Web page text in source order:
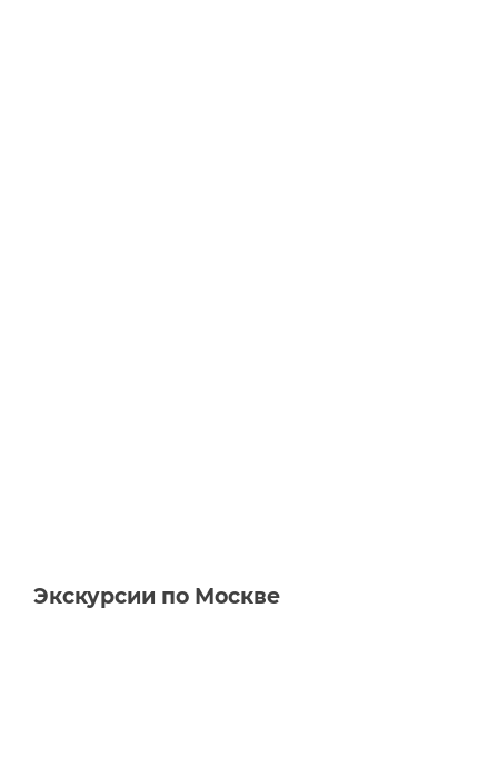
Экскурсии по Москве